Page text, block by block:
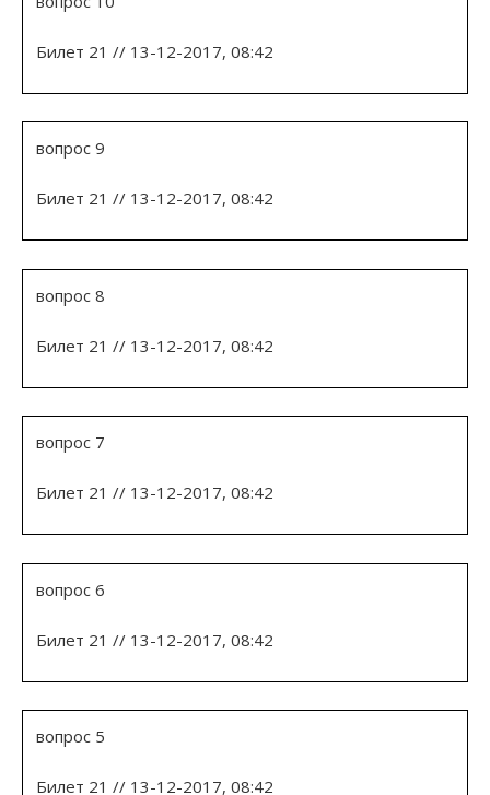
Билет 21 // 13-12-2017, 08:42
вопрос 9
Билет 21 // 13-12-2017, 08:42
вопрос 8
Билет 21 // 13-12-2017, 08:42
вопрос 7
Билет 21 // 13-12-2017, 08:42
вопрос 6
Билет 21 // 13-12-2017, 08:42
вопрос 5
Билет 21 // 13-12-2017, 08:42